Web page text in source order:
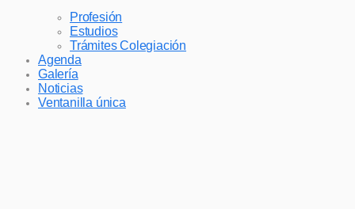
Profesión
Estudios
Trámites Colegiación
Agenda
Galería
Noticias
Ventanilla única